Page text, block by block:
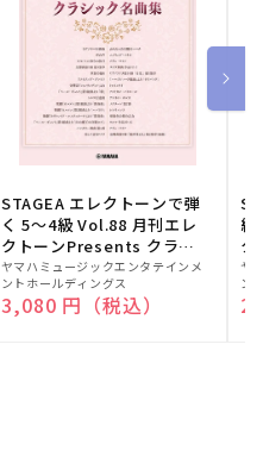
STAGEA エレクトーンで弾
く 5～4級 Vol.88 月刊エレ
クトーンPresents クラシ
ック名曲集
販
売
元:
ヤマハミュージックエンタテインメ
ントホールディングス
通常価格
3,080 円（税込）
級
ク
販
売
元:
ヤ
ン